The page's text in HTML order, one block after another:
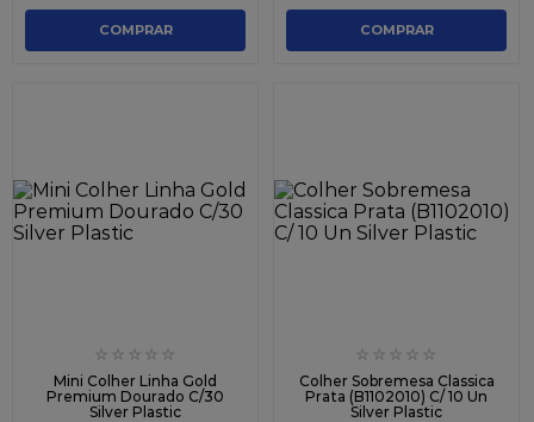
COMPRAR COMPRAR
☆ ☆ ☆ ☆ ☆
Mini Colher Linha Gold
Premium Dourado C/30
Silver Plastic
☆ ☆ ☆ ☆ ☆
Colher Sobremesa Classica
Prata (B1102010) C/ 10 Un
Silver Plastic